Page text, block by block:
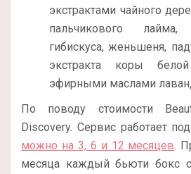
экстрактами чайного
пальчикового
гибискуса, женьшеня,
экстракта коры
эфирными маслами
По поводу стоимости
Discovery. Сервис работает
можно на 3, 6 и 12 месяцев.
месяца каждый бьюти бокс